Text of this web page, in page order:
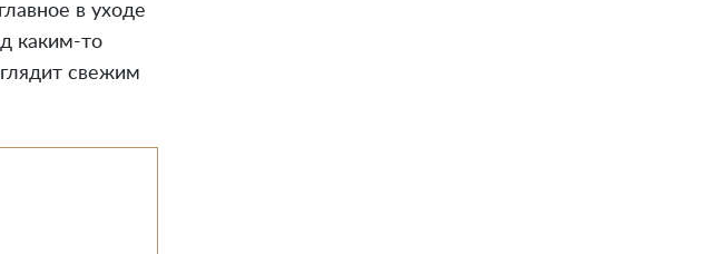
в уходе
каким-то
свежим